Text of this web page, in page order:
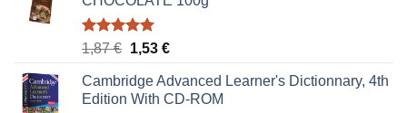
Note5.00
1,87€ Le
initial
était :
1,53 €Le
actuel
est :
Cambridge Advanced Learner's Dictionnary, 4th
Edition With CD-ROM